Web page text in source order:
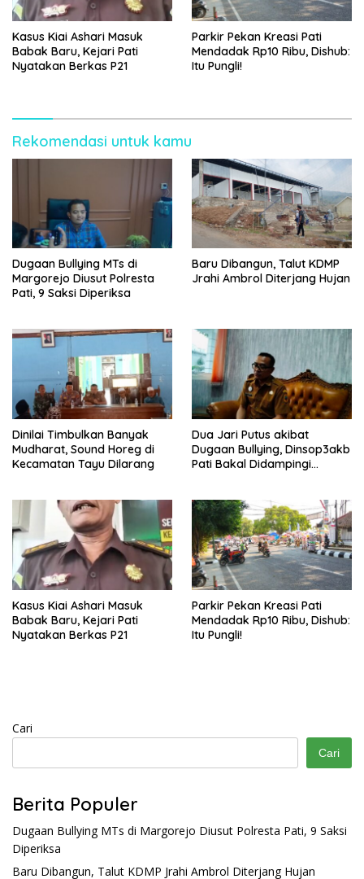
Kasus Kiai Ashari Masuk
Babak Baru, Kejari Pati
Nyatakan Berkas P21
Parkir Pekan Kreasi Pati
Mendadak Rp10 Ribu, Dishub:
Itu Pungli!
Rekomendasi untuk kamu
Dugaan Bullying MTs di
Margorejo Diusut Polresta
Pati, 9 Saksi Diperiksa
Baru Dibangun, Talut KDMP
Jrahi Ambrol Diterjang Hujan
Dinilai Timbulkan Banyak
Mudharat, Sound Horeg di
Kecamatan Tayu Dilarang
Dua Jari Putus akibat
Dugaan Bullying, Dinsop3akb
Pati Bakal Didampingi
Kasus Kiai Ashari Masuk
Babak Baru, Kejari Pati
Nyatakan Berkas P21
Parkir Pekan Kreasi Pati
Mendadak Rp10 Ribu, Dishub:
Itu Pungli!
Cari
Cari
Berita Populer
Dugaan Bullying MTs di Margorejo Diusut Polresta Pati, 9 Saksi
Diperiksa
Baru Dibangun, Talut KDMP Jrahi Ambrol Diterjang Hujan